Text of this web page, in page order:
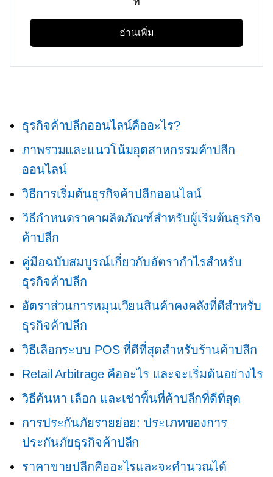
อ่านเพิ่ม
ธุรกิจค้าปลีกออนไลน์คืออะไร?
ภาพรวมและแนวโน้มอุตสาหกรรมค้าปลีก
ออนไลน์
วิธีการเริ่มต้นธุรกิจค้าปลีกออนไลน์
วิธีกำหนดราคาผลิตภัณฑ์สำหรับผู้เริ่มต้นธุรกิจ
ค้าปลีก
คู่มือฉบับสมบูรณ์เกี่ยวกับอัตรากำไรสำหรับ
ธุรกิจค้าปลีก
อัตราส่วนการหมุนเวียนสินค้าคงคลังที่ดีสำหรับ
ธุรกิจค้าปลีก
วิธีเลือกระบบ POS ที่ดีที่สุดสำหรับร้านค้าปลีก
Retail Arbitrage คืออะไร และจะเริ่มต้นอย่างไร
วิธีค้นหา เลือก และเช่าพื้นที่ค้าปลีกที่ดีที่สุด
การประกันภัยรายย่อย: ประเภทของการ
ประกันภัยธุรกิจค้าปลีก
ราคาขายปลีกคืออะไรและจะคำนวณได้